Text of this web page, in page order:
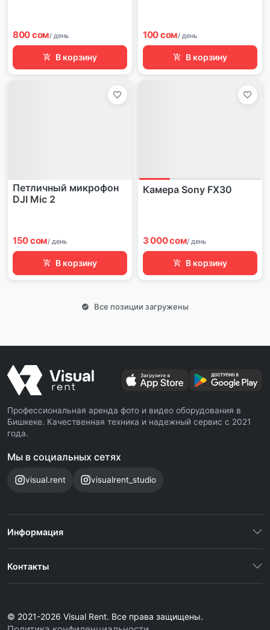
800 сом/ день
В корзину
100 сом/ день
В корзину
Петличный микрофон
DJI Mic 2
150 сом/ день
В корзину
Камера Sony FX30
3 000 сом/ день
В корзину
Все позиции загружены
Профессиональная аренда фото и видео оборудования в
Бишкеке. Качественная техника и надежный сервис с 2021
года.
Мы в социальных сетях
visual.rent visualrent_studio
Информация
Контакты
© 2021-2026 Visual Rent. Все права защищены.